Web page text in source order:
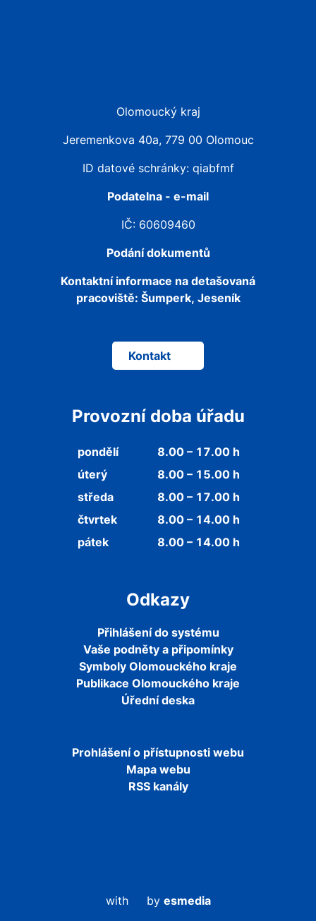
Olomoucký kraj
Jeremenkova 40a, 779 00 Olomouc
ID datové schránky: qiabfmf
Podatelna - e-mail
IČ: 60609460
Podání dokumentů
Kontaktní informace na detašovaná
pracoviště: Šumperk, Jeseník
Kontakt
Provozní doba úřadu
pondělí
8.00 – 17.00 h
úterý
8.00 – 15.00 h
středa
8.00 – 17.00 h
čtvrtek
8.00 – 14.00 h
pátek
8.00 – 14.00 h
Odkazy
Přihlášení do systému
Vaše podněty a připomínky
Symboly Olomouckého kraje
Publikace Olomouckého kraje
Úřední deska
Prohlášení o přístupnosti webu
Mapa webu
RSS kanály
with by esmedia